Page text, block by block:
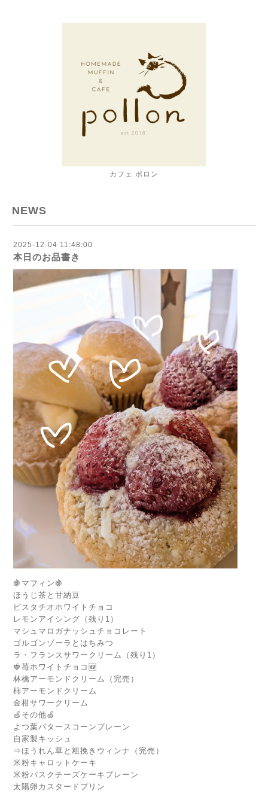
カフェ ポロン
NEWS
2025-12-04 11:48:00
本日のお品書き
🍇マフィン🍇
ほうじ茶と甘納豆
ピスタチオホワイトチョコ
レモンアイシング（残り1）
マシュマロガナッシュチョコレート
ゴルゴンゾーラとはちみつ
ラ・フランスサワークリーム（残り1）
🍓苺ホワイトチョコ🆕
林檎アーモンドクリーム（完売）
柿アーモンドクリーム
金柑サワークリーム
🍏その他🍏
よつ葉バタースコーンプレーン
自家製キッシュ
⇒ほうれん草と粗挽きウィンナ（完売）
米粉キャロットケーキ
米粉バスクチーズケーキプレーン
太陽卵カスタードプリン